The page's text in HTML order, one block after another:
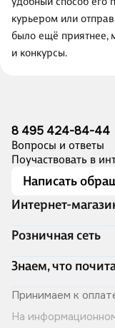
курьером или
было ещё приятнее,
и конкурсы.
8 495 424-84-44
Вопросы и ответы
Поучаствовать в
Написать
Интернет-
Акции
Доставка и оплата
Программа
Подарочные
Правила продажи
Политика
Розничная сеть
Адреса магазинов
О компании
Хотите у нас
Знаем, что
Скоро в продаже
Лучшие из лучших
Принимаем к
На